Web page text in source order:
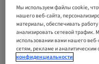
Статус
Мы используем файлы cookie,
нашего веб-сайта,
материалы, обеспечивать
анализировать сетевой
использовании вами нашего
сетям, рекламе и аналитическим
конфиденциальности